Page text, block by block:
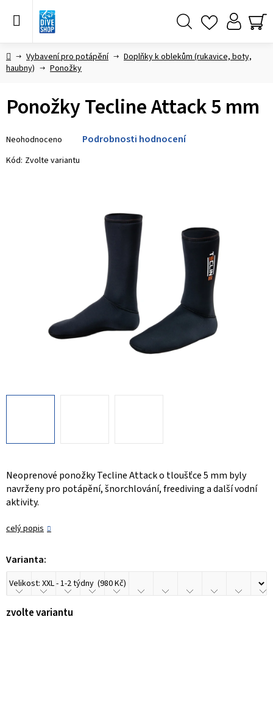
DomůVybavení pro potápění
Doplňky k oblekům (rukavice, boty,
haubny)
Ponožky
Neoprenové ponožky Tecline Attack o tloušťce 5 mm byly
navrženy pro potápění, šnorchlování, freediving a další vodní
aktivity.
celý popis
Varianta:
zvolte variantu
Ponožky Tecline Attack 5 mm
hodnocení
produktu
Neohodnoceno Podrobnosti hodnocení
Kód: Zvolte variantu